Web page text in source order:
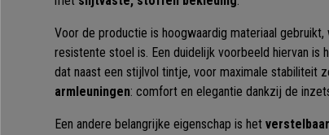
Voor de productie is hoogwaardig materiaal
resistente stoel is. Een duidelijk voorbeeld hiervan is
dat naast een stijlvol tintje, voor maximale stabiliteit
armleuningen: comfort en elegantie dankzij de
Een andere belangrijke eigenschap is het